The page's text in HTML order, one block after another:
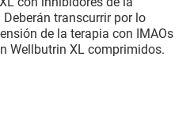
transcurrir por lo
de la terapia con IMAOs
Wellbutrin XL comprimidos.